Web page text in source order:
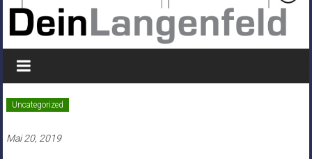
Uncategorized
Mai 20, 2019